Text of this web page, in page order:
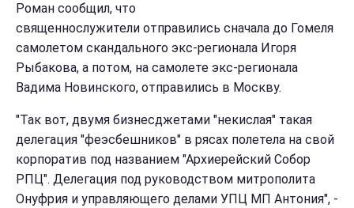
Роман сообщил, что
священнослужители отправились сначала до Гомеля
самолетом скандального экс-регионала Игоря
Рыбакова, а потом, на самолете экс-регионала
Вадима Новинского, отправились в Москву.
"Так вот, двумя бизнесджетами "некислая" такая
делегация "феэсбешников" в рясах полетела на свой
корпоратив под названием "Архиерейский Собор
РПЦ". Делегация под руководством митрополита
Онуфрия и управляющего делами УПЦ МП Антония", -